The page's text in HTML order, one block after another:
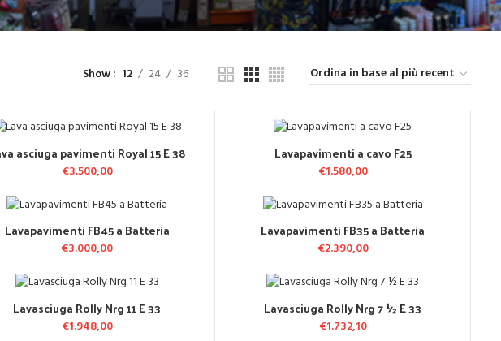
Show 12 24 36
AGGIUNGI AL CARRELLO
asciuga pavimenti Royal 15 E 38
€3.500,00
AGGIUNGI AL CARRELLO
Lavapavimenti a cavo F25
€1.580,00
AGGIUNGI AL CARRELLO
Lavapavimenti FB45 a Batteria
€3.000,00
AGGIUNGI AL CARRELLO
Lavapavimenti FB35 a Batteria
€2.390,00
AGGIUNGI AL CARRELLO
Lavasciuga Rolly Nrg 11 E 33
€1.948,00
AGGIUNGI AL CARRELLO
Lavasciuga Rolly Nrg 7 ½ E 33
€1.732,10